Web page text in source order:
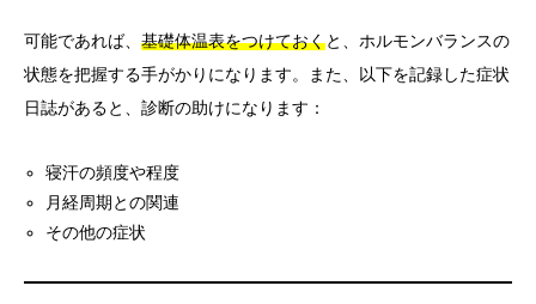
可能であれば、 基礎体温表をつけておくと、ホルモンバランスの
状態を把握する手がかりになります。また、以下を記録した症状
日誌があると、診断の助けになります：
寝汗の頻度や程度
月経周期との関連
その他の症状